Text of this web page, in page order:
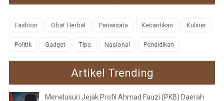
Fashion Obat Herbal Pariwisata Kecantikan Kuliner
Politik Gadget Tips Nasional Pendidikan
Artikel Trending
Menelusuri Jejak Profil Ahmad Fauzi (PKB) Daerah